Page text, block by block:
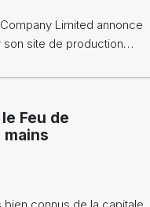
Limited annonce
son site de production…
Feu de